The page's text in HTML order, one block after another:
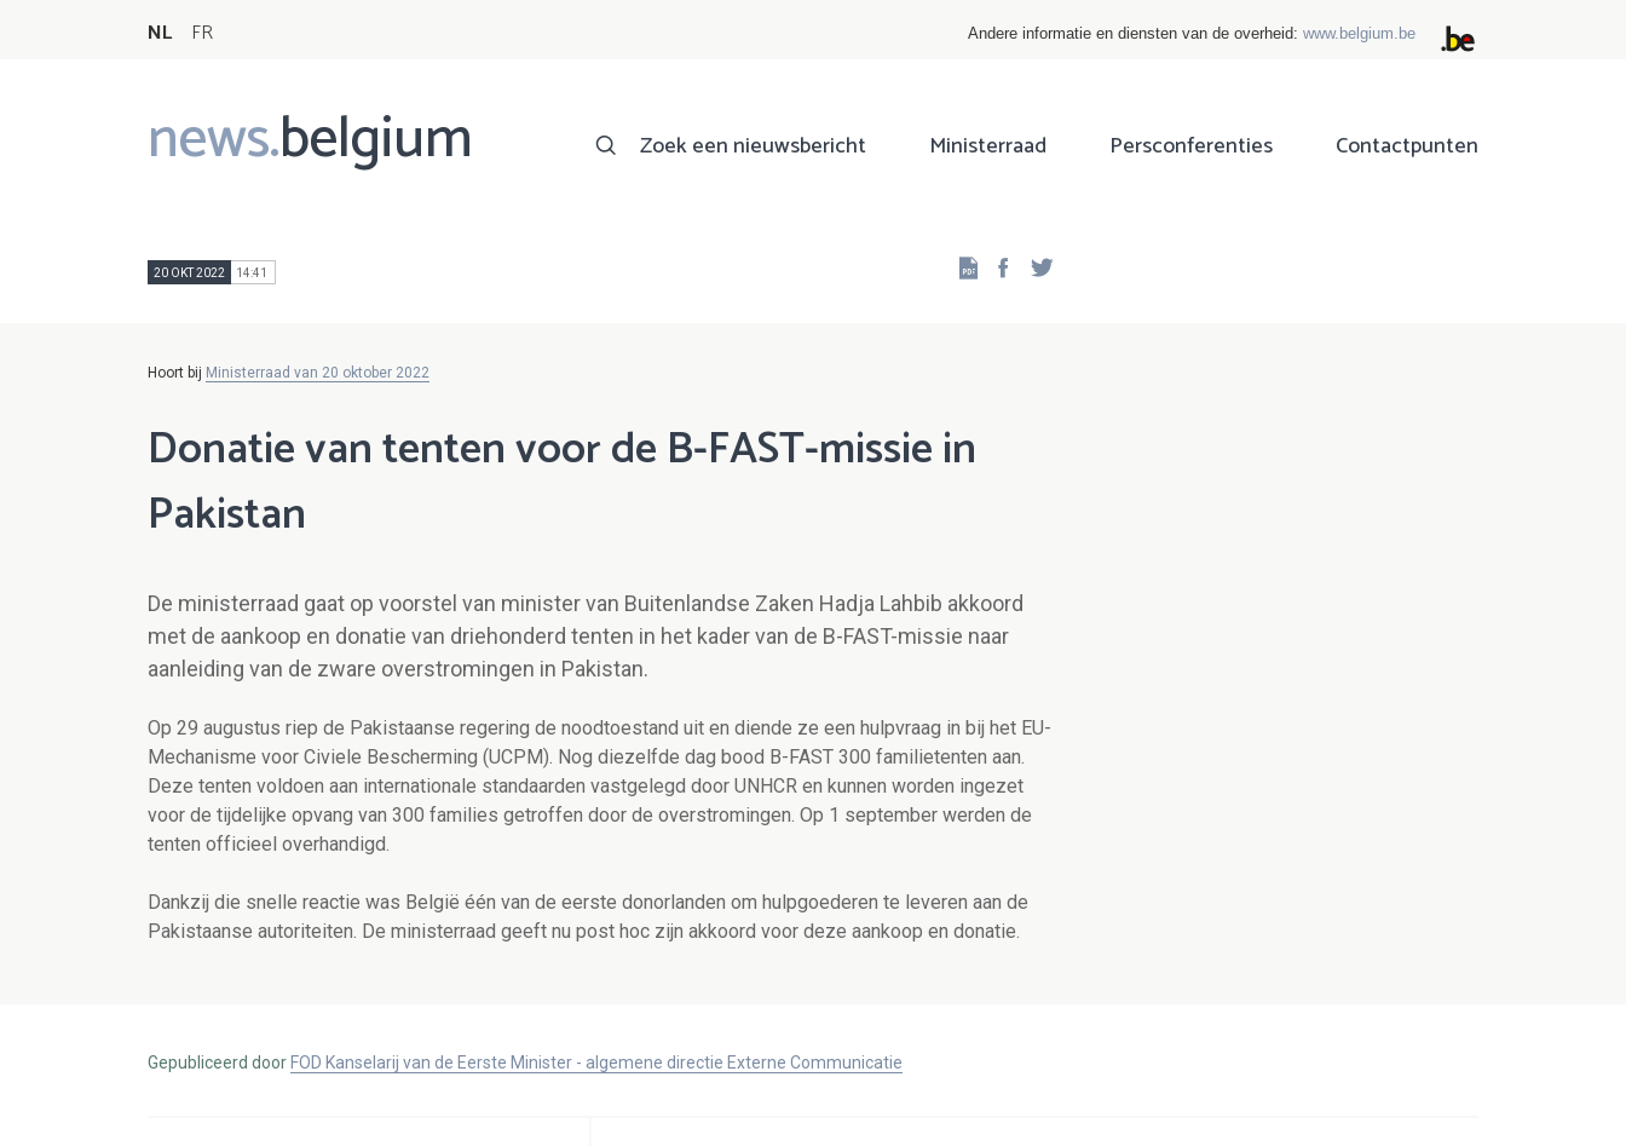
NL FR Andere informatie en diensten van de overheid: www.belgium.be
news.belgium
Main
navigation
Zoek een nieuwsbericht Ministerraad Persconferenties Contactpunten
20 OKT 2022 14:41 Facebook
Hoort bij Ministerraad van 20 oktober 2022
Donatie van tenten voor de B-FAST-missie in
Pakistan
De ministerraad gaat op voorstel van minister van Buitenlandse Zaken Hadja Lahbib akkoord
met de aankoop en donatie van driehonderd tenten in het kader van de B-FAST-missie naar
aanleiding van de zware overstromingen in Pakistan.
Op 29 augustus riep de Pakistaanse regering de noodtoestand uit en diende ze een hulpvraag in bij het EU-
Mechanisme voor Civiele Bescherming (UCPM). Nog diezelfde dag bood B-FAST 300 familietenten aan.
Deze tenten voldoen aan internationale standaarden vastgelegd door UNHCR en kunnen worden ingezet
voor de tijdelijke opvang van 300 families getroffen door de overstromingen. Op 1 september werden de
tenten officieel overhandigd.
Dankzij die snelle reactie was België één van de eerste donorlanden om hulpgoederen te leveren aan de
Pakistaanse autoriteiten. De ministerraad geeft nu post hoc zijn akkoord voor deze aankoop en donatie.
Gepubliceerd door FOD Kanselarij van de Eerste Minister - algemene directie Externe Communicatie